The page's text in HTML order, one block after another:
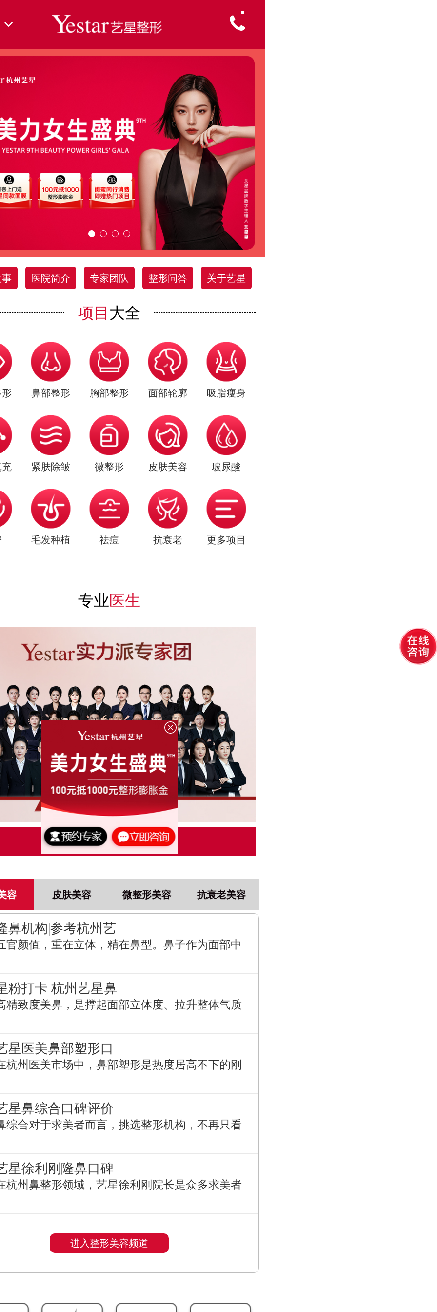
事 医院简介 专家团队 整形问答 关于艺星
项目 大全
鼻部整形 胸部整形 面部轮廓 吸脂瘦身
充 紧肤除皱 微整形 皮肤美容 玻尿酸
毛发种植 祛痘 抗衰老 更多项目
专业医生
点击了解更多
容 皮肤美容 微整形美容 抗衰老美容
鼻机构|参考杭州艺
官颜值，重在立体，精在鼻型。鼻子作为面部中
粉打卡 杭州艺星鼻
精致度美鼻，是撑起面部立体度、拉升整体气质
星医美鼻部塑形口
杭州医美市场中，鼻部塑形是热度居高不下的刚
星鼻综合口碑评价
综合对于求美者而言，挑选整形机构，不再只看
星徐利刚隆鼻口碑
杭州鼻整形领域，艺星徐利刚院长是众多求美者
进入整形美容频道